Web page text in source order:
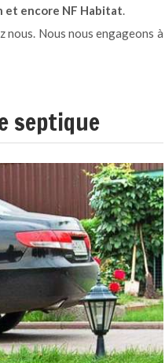
et encore NF Habitat.
nous. Nous nous engageons à
septique